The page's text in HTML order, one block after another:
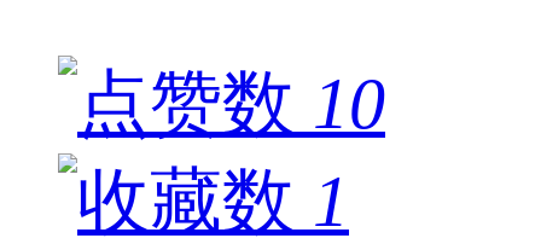
10
1